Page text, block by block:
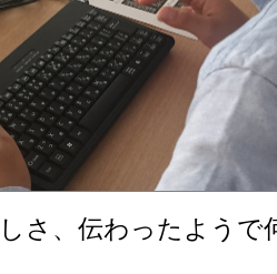
さ、伝わったようで